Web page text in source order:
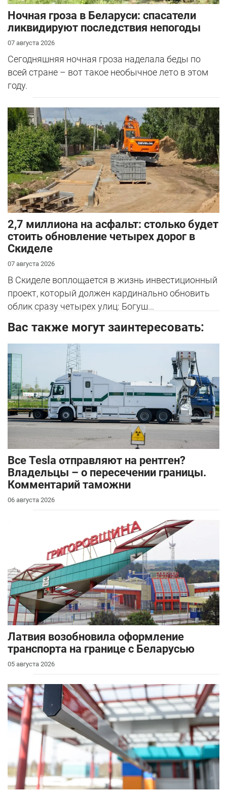
Ночная гроза в Беларуси: спасатели
ликвидируют последствия непогоды
07 августа 2026
Сегодняшняя ночная гроза наделала беды по
всей стране – вот такое необычное лето в этом
году.
2,7 миллиона на асфальт: столько будет
стоить обновление четырех дорог в
Скиделе
07 августа 2026
В Скиделе воплощается в жизнь инвестиционный
проект, который должен кардинально обновить
облик сразу четырех улиц: Богуш...
Вас также могут заинтересовать:
Все Tesla отправляют на рентген?
Владельцы – о пересечении границы.
Комментарий таможни
06 августа 2026
Латвия возобновила оформление
транспорта на границе с Беларусью
05 августа 2026